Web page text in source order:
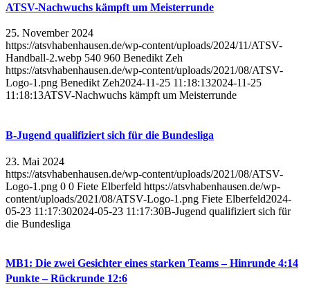
ATSV-Nachwuchs kämpft um Meisterrunde
25. November 2024
https://atsvhabenhausen.de/wp-content/uploads/2024/11/ATSV-
Handball-2.webp 540 960 Benedikt Zeh
https://atsvhabenhausen.de/wp-content/uploads/2021/08/ATSV-
Logo-1.png Benedikt Zeh2024-11-25 11:18:132024-11-25
11:18:13ATSV-Nachwuchs kämpft um Meisterrunde
B-Jugend qualifiziert sich für die Bundesliga
23. Mai 2024
https://atsvhabenhausen.de/wp-content/uploads/2021/08/ATSV-
Logo-1.png 0 0 Fiete Elberfeld https://atsvhabenhausen.de/wp-
content/uploads/2021/08/ATSV-Logo-1.png Fiete Elberfeld2024-
05-23 11:17:302024-05-23 11:17:30B-Jugend qualifiziert sich für
die Bundesliga
MB1: Die zwei Gesichter eines starken Teams – Hinrunde 4:14
Punkte – Rückrunde 12:6